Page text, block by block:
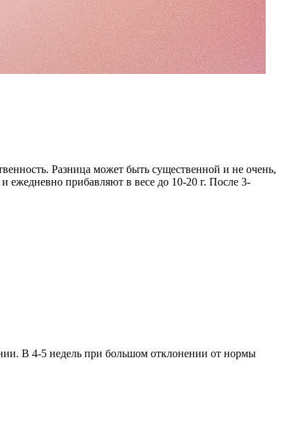
Разница может быть существенной и не очень,
ежедневно прибавляют в весе до 10-20 г. После 3-
В 4-5 недель при большом отклонении от нормы